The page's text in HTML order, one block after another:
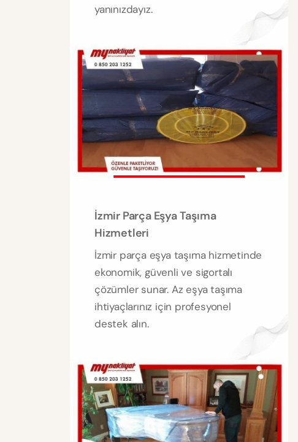
yanınızdayız.
İzmir Parça Eşya Taşıma
Hizmetleri
İzmir parça eşya taşıma hizmetinde
ekonomik, güvenli ve sigortalı
çözümler sunar. Az eşya taşıma
ihtiyaçlarınız için profesyonel
destek alın.